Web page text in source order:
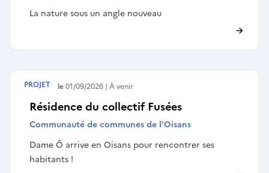
La nature sous un angle nouveau
Résidence du collectif Fusées
Communauté de communes de l'Oisans
Dame Ô arrive en Oisans pour rencontrer ses
habitants !
Débute le01/09/2026 À venir
PROJET